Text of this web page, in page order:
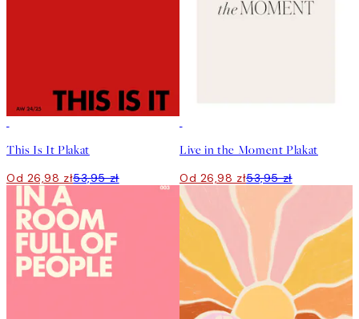
This Is It Plakat
Od 26,98 zł53,95 zł
Live in the Moment Plakat
Od 26,98 zł53,95 zł